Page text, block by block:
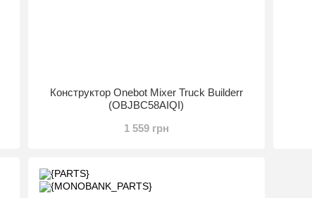
Конструктор Onebot Mixer Truck Builderr
(OBJBC58AIQI)
1 559 грн